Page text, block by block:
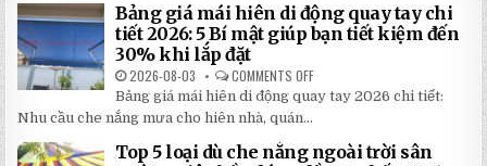
Bảng giá mái hiên di động quay tay chi
tiết 2026: 5 Bí mật giúp bạn tiết kiệm đến
30% khi lắp đặt
2026-08-03 COMMENTS OFF
BẢNG
GIÁ
ĐỘNG
Bảng giá mái hiên di động quay tay 2026 chi tiết:
Nhu cầu che nắng mưa cho hiên nhà, quán...
Top 5 loại dù che nắng ngoài trời sân